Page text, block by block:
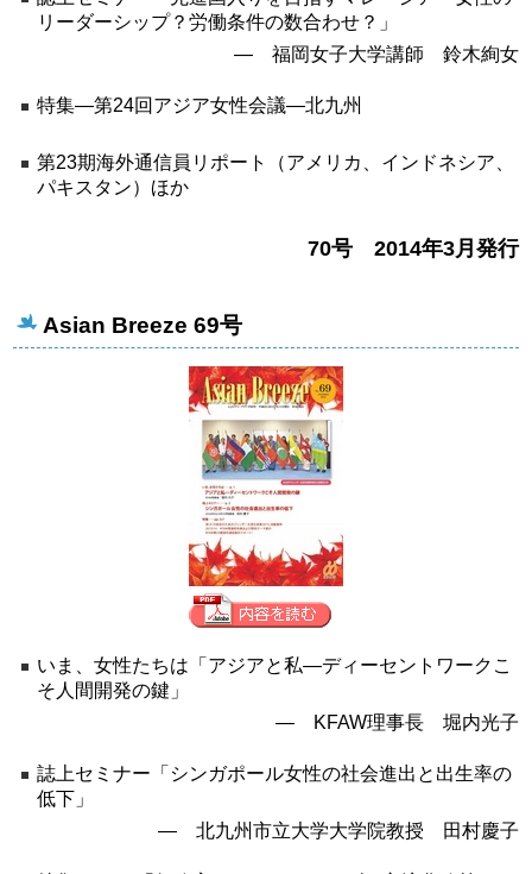
リーダーシップ？労働条件の数合わせ？」
― 福岡女子大学講師 鈴木絢女
特集―第24回アジア女性会議―北九州
第23期海外通信員リポート（アメリカ、インドネシア、
パキスタン）ほか
70号 2014年3月発行
Asian Breeze 69号
いま、女性たちは「アジアと私―ディーセントワークこ
そ人間開発の鍵」
― KFAW理事長 堀内光子
誌上セミナー「シンガポール女性の社会進出と出生率の
低下」
― 北九州市立大学大学院教授 田村慶子